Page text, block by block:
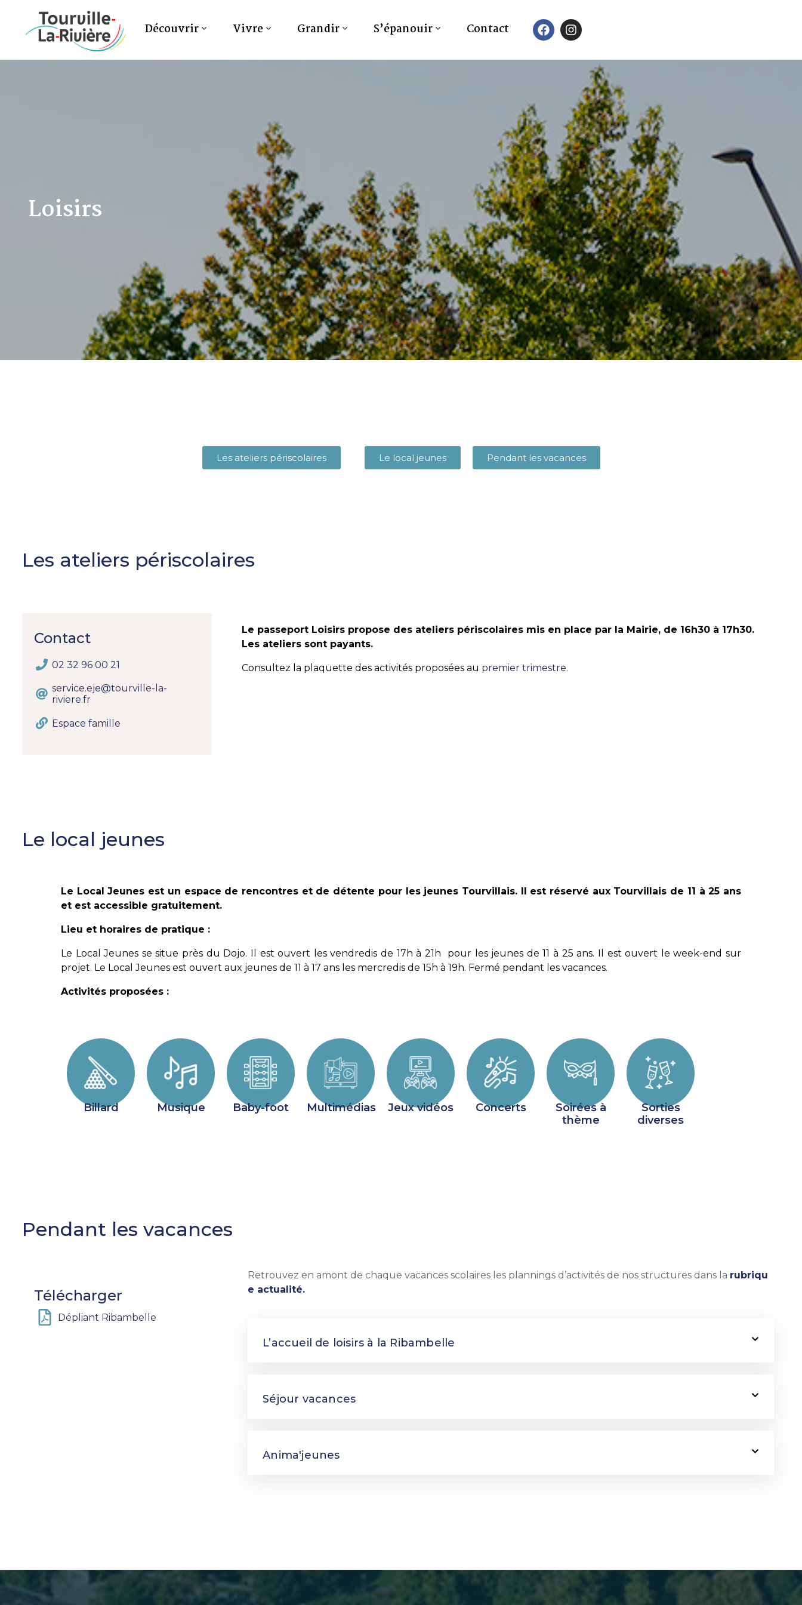
Découvrir Vivre Grandir S’épanouir Contact
Loisirs
Les ateliers périscolaires Le local jeunes Pendant les vacances
Les ateliers périscolaires
Contact
02 32 96 00 21
service.eje@tourville-la-
riviere.fr
Espace famille
Le passeport Loisirs propose des ateliers périscolaires mis en place par la Mairie, de 16h30 à 17h30.
Les ateliers sont payants.
Consultez la plaquette des activités proposées au premier trimestre.
Le local jeunes
Le Local Jeunes est un espace de rencontres et de détente pour les jeunes Tourvillais. Il est réservé aux Tourvillais de 11 à 25 ans
et est accessible gratuitement.
Lieu et horaires de pratique :
Le Local Jeunes se situe près du Dojo. Il est ouvert les vendredis de 17h à 21h pour les jeunes de 11 à 25 ans. Il est ouvert le week-end sur
projet. Le Local Jeunes est ouvert aux jeunes de 11 à 17 ans les mercredis de 15h à 19h. Fermé pendant les vacances.
Activités proposées :
Billard Musique Baby-foot Multimédias Jeux vidéos Concerts
Soirées à
thème
Sorties
diverses
Pendant les vacances
Télécharger
Dépliant Ribambelle
Retrouvez en amont de chaque vacances scolaires les plannings d’activités de nos structures dans la rubriqu
e actualité.
L’accueil de loisirs à la Ribambelle
Séjour vacances
Anima'jeunes